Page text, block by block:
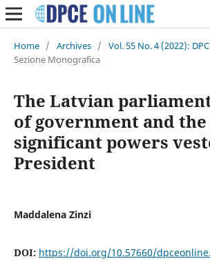
Home / Archives / Vol. 55 No. 4 (2022):
Sezione Monografica
The Latvian
of government and the
significant powers
President
Maddalena Zinzi
DOI: https://doi.org/10.57660/